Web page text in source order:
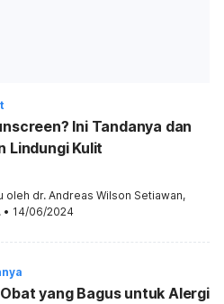
Ini Tandanya dan
Lindungi Kulit
oleh dr. Andreas Wilson Setiawan,
• 14/06/2024
yang Bagus untuk Alergi